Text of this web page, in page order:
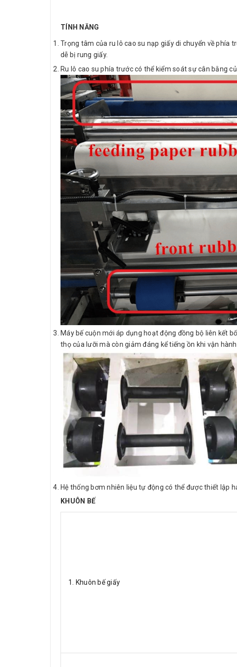
TÍNH NĂNG
Trọng tâm của ru lô cao su nạp giấy di chuyển về phía
dễ bị rung giấy.
Ru lô cao su phía trước có thể kiểm soát sự cân bằng
Máy bế cuộn mới áp dụng hoạt động đồng bộ liên kết
thọ của lưỡi mà còn giảm đáng kể tiếng ồn khi vận hành
Hệ thống bơm nhiên liệu tự động có thể được thiết lập
KHUÔN BẾ
1. Khuôn bế giấy